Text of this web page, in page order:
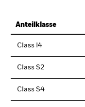
Anteilklasse
Class I4
Class S2
Class S4